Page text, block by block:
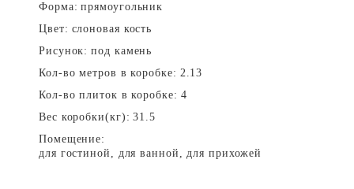
Форма: прямоугольник
Цвет: слоновая кость
Рисунок: под камень
Кол-во метров в коробке: 2.13
Кол-во плиток в коробке: 4
Вес коробки(кг): 31.5
Помещение:
для гостиной, для ванной, для прихожей